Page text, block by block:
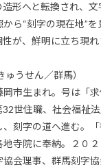
形へと転換され、
ら“刻字の現在地”
が、鮮明に立ち現れ
うせん／群馬）
岡市生まれ。号は「
世住職、社会福祉
刻字の道へ進む。
寺院に奉納。２０
会理事、群馬刻字